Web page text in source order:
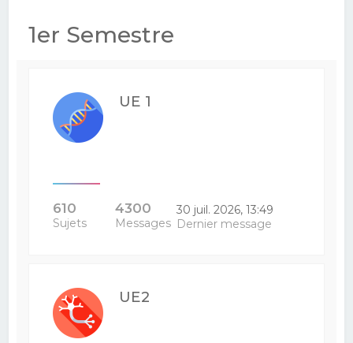
1er Semestre
UE 1
610
Sujets
4300
Messages
30 juil. 2026, 13:49
Dernier message
UE2